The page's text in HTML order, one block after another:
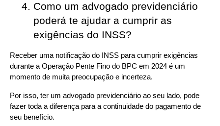
Como um advogado previdenciário
poderá te ajudar a cumprir as
exigências do INSS?
Receber uma notificação do INSS para cumprir exigências
durante a Operação Pente Fino do BPC em 2024 é um
momento de muita preocupação e incerteza.
Por isso, ter um advogado previdenciário ao seu lado, pode
fazer toda a diferença para a continuidade do pagamento de
seu benefício.